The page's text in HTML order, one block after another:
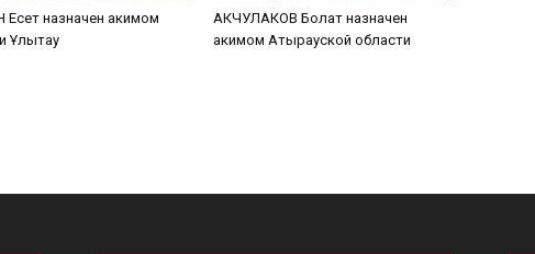
назначен акимом
Ұлытау
АКЧУЛАКОВ Болат назначен
акимом Атырауской области